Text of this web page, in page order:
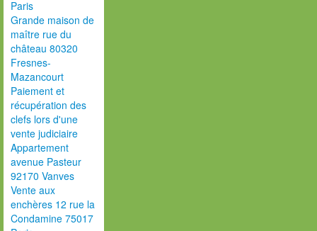
Paris
Grande maison de
maître rue du
château 80320
Fresnes-
Mazancourt
Paiement et
récupération des
clefs lors d'une
vente judiciaire
Appartement
avenue Pasteur
92170 Vanves
Vente aux
enchères 12 rue la
Condamine 75017